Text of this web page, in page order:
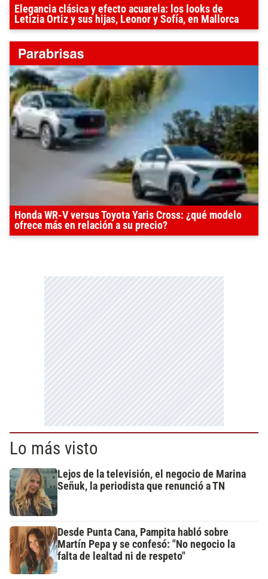
Elegancia clásica y efecto acuarela: los looks de
Letizia Ortiz y sus hijas, Leonor y Sofía, en Mallorca
Honda WR-V versus Toyota Yaris Cross: ¿qué modelo
ofrece más en relación a su precio?
Lo más visto
Lejos de la televisión, el negocio de Marina
Señuk, la periodista que renunció a TN
Desde Punta Cana, Pampita habló sobre
Martín Pepa y se confesó: "No negocio la
falta de lealtad ni de respeto"